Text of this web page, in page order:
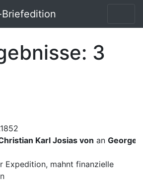
3
Karl Josias von an George
Expedition, mahnt finanzielle